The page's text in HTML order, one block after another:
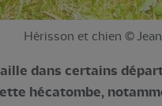
Hérisson et chien ©
dans certains
hécatombe,